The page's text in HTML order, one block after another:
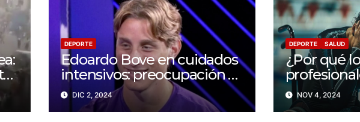
DEPORTE
Edoardo Bove en cuidados
intensivos: preocupación y
solidaridad en el mundo
del fútbol
DIC 2, 2024
DEPORTE SALUD
¿Por qué
llegar a
con su
NOV 4, 2024